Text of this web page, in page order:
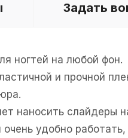
Задать
ногтей на любой фон.
и прочной
наносить слайдеры
удобно